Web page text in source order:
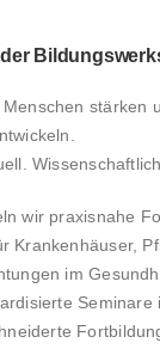
stärken
wir praxisnahe
Krankenhäuser,
im
Seminare